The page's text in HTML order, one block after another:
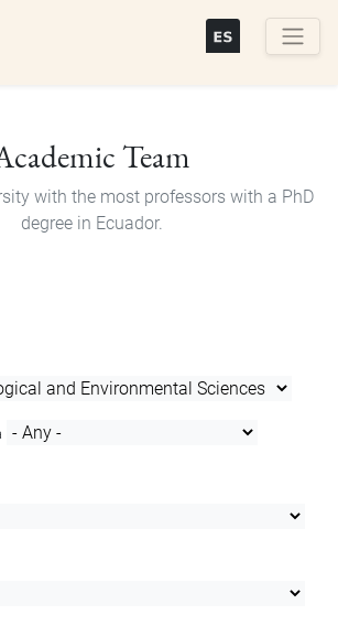
Team
with the most professors with a PhD
degree in Ecuador.